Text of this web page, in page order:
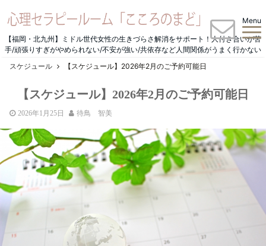
【福岡・北九州】ミドル世代女性の生きづらさ解消をサポート！人付き合いが苦
手/頑張りすぎがやめられない/不安が強い/共依存など人間関係がうまく行かない
Menu
スケジュール 【スケジュール】2026年2月のご予約可能日
【スケジュール】2026年2月のご予約可能日
2026年1月25日 待鳥 智美